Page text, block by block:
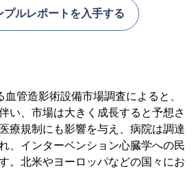
プルレポートを入手する
管造影術設備市場調査によると、
い、市場は大きく成長すると予想さ
療規制にも影響を与え、病院は調達
、インターベンション心臓学への民
。北米やヨーロッパなどの国々にお